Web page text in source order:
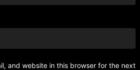
and website in this browser for the next